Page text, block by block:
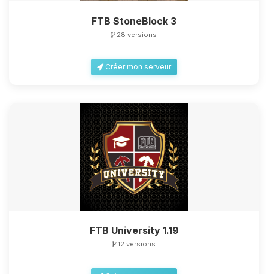
FTB StoneBlock 3
28 versions
Créer mon serveur
FTB University 1.19
12 versions